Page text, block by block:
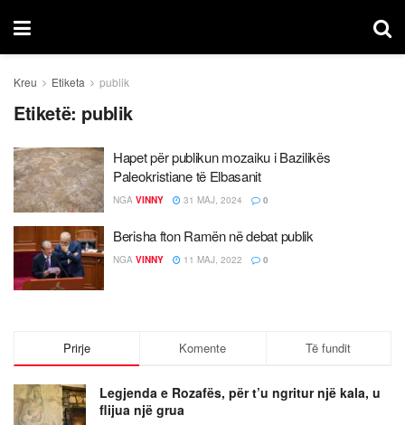
Kreu Etiketa publik
Etiketë: publik
Hapet për publikun mozaiku i Bazilikës
Paleokristiane të Elbasanit
NGA VINNY 31 MAJ, 2024 0
Berisha fton Ramën në debat publik
NGA VINNY 11 MAJ, 2022 0
Prirje Komente Të fundit
Legjenda e Rozafës, për t’u ngritur një kala, u
flijua një grua